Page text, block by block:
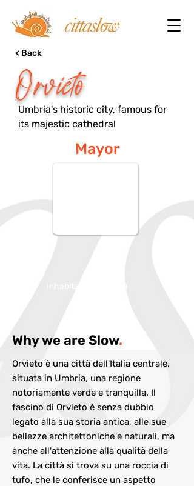
Orvieto
< Back
Umbria's historic city, famous for
its majestic cathedral
Mayor
Why we are Slow.
Orvieto è una città dell'Italia centrale,
situata in Umbria, una regione
notoriamente verde e tranquilla. Il
fascino di Orvieto è senza dubbio
legato alla sua storia antica, alle sue
bellezze architettoniche e naturali, ma
anche all'attenzione alla qualità della
vita. La città si trova su una roccia di
tufo, che le conferisce un aspetto